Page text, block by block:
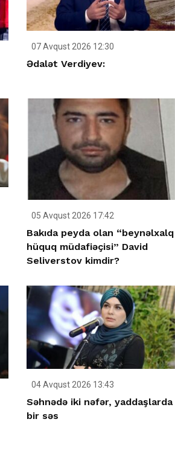
07 Avqust 2026 12:30
Ədalət Verdiyev:
05 Avqust 2026 17:42
Bakıda peyda olan “beynəlxalq
hüquq müdafiəçisi” David
Seliverstov kimdir?
04 Avqust 2026 13:43
Səhnədə iki nəfər, yaddaşlarda
bir səs